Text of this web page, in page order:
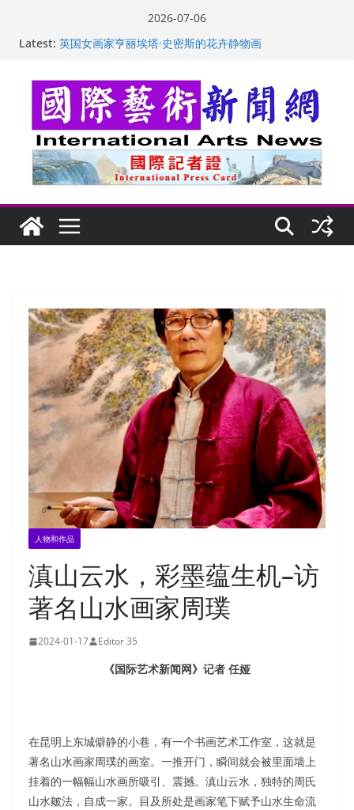
2026-07-06
Latest: “梵心”归处：一场展览 连着攀枝花的千里乡愁
美国人
玛丽安娜·卡拉切娃的绘画：幽默和难以言喻的快乐
苏方 ：“字”得其乐
人物和作品
滇山云水，彩墨蕴生机–访
著名山水画家周璞
2024-01-17 Editor 35
《国际艺术新闻网》记者 任娅
在昆明上东城僻静的小巷，有一个书画艺术工作室，这就是
著名山水画家周璞的画室。一推开门，瞬间就会被里面墙上
挂着的一幅幅山水画所吸引、震撼。滇山云水，独特的周氏
山水皴法，自成一家。目及所处是画家笔下赋予山水生命流